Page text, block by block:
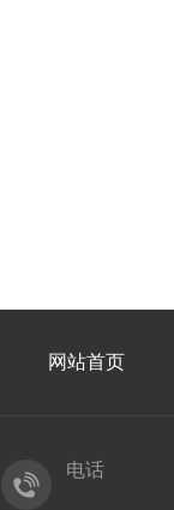
网站首页
电话